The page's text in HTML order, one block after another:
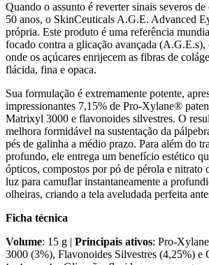
Quando o assunto é reverter sinais severos
50 anos, o SkinCeuticals A.G.E. Advanced
própria. Este produto é uma referência
focado contra a glicação avançada
onde os açúcares enrijecem as fibras de
flácida, fina e opaca.
Sua formulação é extremamente potente,
impressionantes 7,15% de Pro-Xylane®
Matrixyl 3000 e flavonoides silvestres. O
melhora formidável na sustentação da
pés de galinha a médio prazo. Para além do
profundo, ele entrega um benefício estético
ópticos, compostos por pó de pérola e nitrato
luz para camuflar instantaneamente a
olheiras, criando a tela aveludada perfeita
Ficha técnica
Volume: 15 g | Principais ativos: Pro-
3000 (3%), Flavonoides Silvestres (4,25%) e